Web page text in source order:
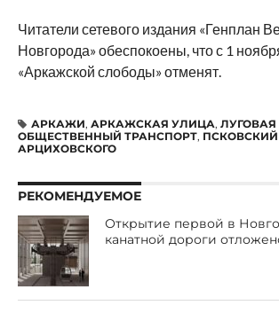
Читатели сетевого издания «Генплан
Новгорода» обеспокоены, что с 1
«Аркажской слободы» отменят.
АРКАЖИ, АРКАЖСКАЯ УЛИЦА,
ОБЩЕСТВЕННЫЙ ТРАНСПОРТ,
АРЦИХОВСКОГО
РЕКОМЕНДУЕМОЕ
Открытие первой в
канатной дороги